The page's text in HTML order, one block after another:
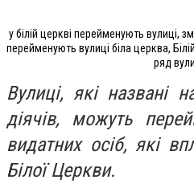
у білій церкві перейменують вулиці,
перейменують вулиці біла церква,
ряд
Вулиці, які названі
діячів, можуть
видатних осіб, які
Білої Церкви.